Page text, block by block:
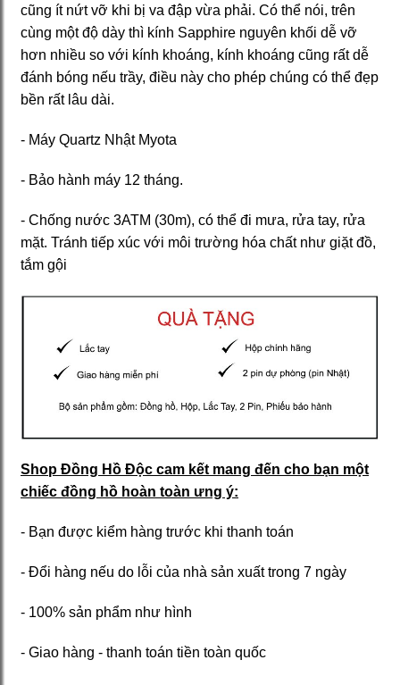
cũng ít nứt vỡ khi bị va đập vừa phải. Có thể nói, trên
cùng một độ dày thì kính Sapphire nguyên khối dễ vỡ
hơn nhiều so với kính khoáng, kính khoáng cũng rất dễ
đánh bóng nếu trầy, điều này cho phép chúng có thể đẹp
bền rất lâu dài.
- Máy Quartz Nhật Myota
- Bảo hành máy 12 tháng.
- Chống nước 3ATM (30m), có thể đi mưa, rửa tay, rửa
mặt. Tránh tiếp xúc với môi trường hóa chất như giặt đồ,
tắm gội
Shop Đồng Hồ Độc cam kết mang đến cho bạn một
chiếc đồng hồ hoàn toàn ưng ý:
- Bạn được kiểm hàng trước khi thanh toán
- Đổi hàng nếu do lỗi của nhà sản xuất trong 7 ngày
- 100% sản phẩm như hình
- Giao hàng - thanh toán tiền toàn quốc